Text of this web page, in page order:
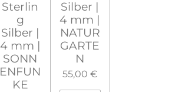
Sterlin
g
Silber |
4 mm |
SONN
ENFUN
KE
Silber |
4 mm |
NATUR
GARTE
N
55,00 €